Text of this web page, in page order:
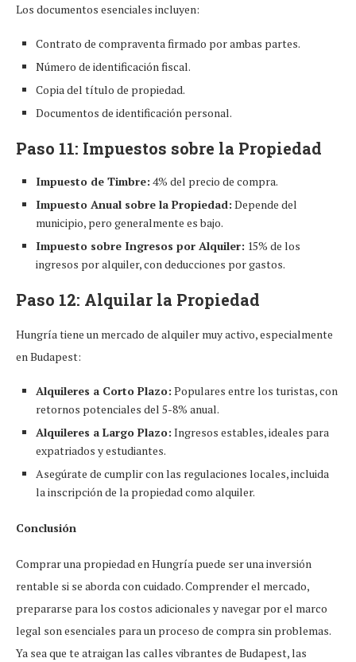
Los documentos esenciales incluyen:
Contrato de compraventa firmado por ambas partes.
Número de identificación fiscal.
Copia del título de propiedad.
Documentos de identificación personal.
Paso 11: Impuestos sobre la Propiedad
Impuesto de Timbre: 4% del precio de compra.
Impuesto Anual sobre la Propiedad: Depende del
municipio, pero generalmente es bajo.
Impuesto sobre Ingresos por Alquiler: 15% de los
ingresos por alquiler, con deducciones por gastos.
Paso 12: Alquilar la Propiedad
Hungría tiene un mercado de alquiler muy activo, especialmente
en Budapest:
Alquileres a Corto Plazo: Populares entre los turistas, con
retornos potenciales del 5-8% anual.
Alquileres a Largo Plazo: Ingresos estables, ideales para
expatriados y estudiantes.
Asegúrate de cumplir con las regulaciones locales, incluida
la inscripción de la propiedad como alquiler.
Conclusión
Comprar una propiedad en Hungría puede ser una inversión
rentable si se aborda con cuidado. Comprender el mercado,
prepararse para los costos adicionales y navegar por el marco
legal son esenciales para un proceso de compra sin problemas.
Ya sea que te atraigan las calles vibrantes de Budapest, las